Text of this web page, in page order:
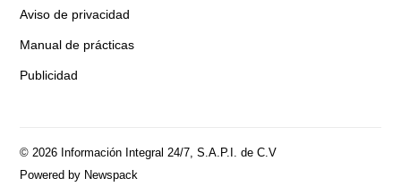
Aviso de privacidad
Manual de prácticas
Publicidad
© 2026 Información Integral 24/7, S.A.P.I. de C.V
Powered by Newspack